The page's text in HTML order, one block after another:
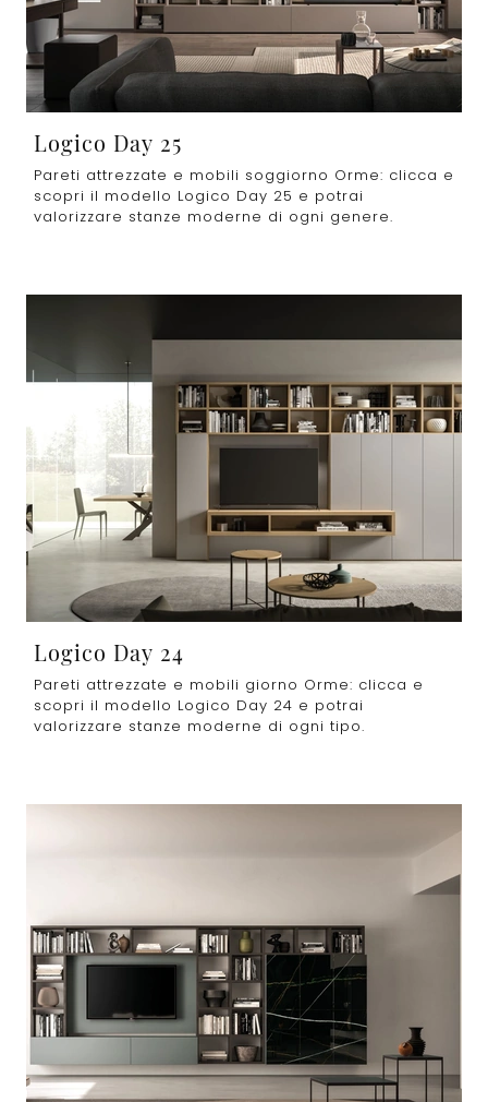
Logico Day 25
Pareti attrezzate e mobili soggiorno Orme: clicca e
scopri il modello Logico Day 25 e potrai
valorizzare stanze moderne di ogni genere.
Logico Day 24
Pareti attrezzate e mobili giorno Orme: clicca e
scopri il modello Logico Day 24 e potrai
valorizzare stanze moderne di ogni tipo.